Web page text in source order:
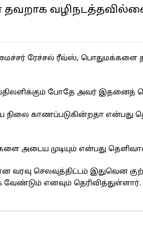
ரேச்சல் ரீவ்ஸ்,
போதே அவர் இதனைத்
காணப்படுகின்றதா என்பது
அடைய முடியும் என்பது
செலவுத்திட்டம் இதுவென
எனவும் தெரிவித்துள்ளார்.